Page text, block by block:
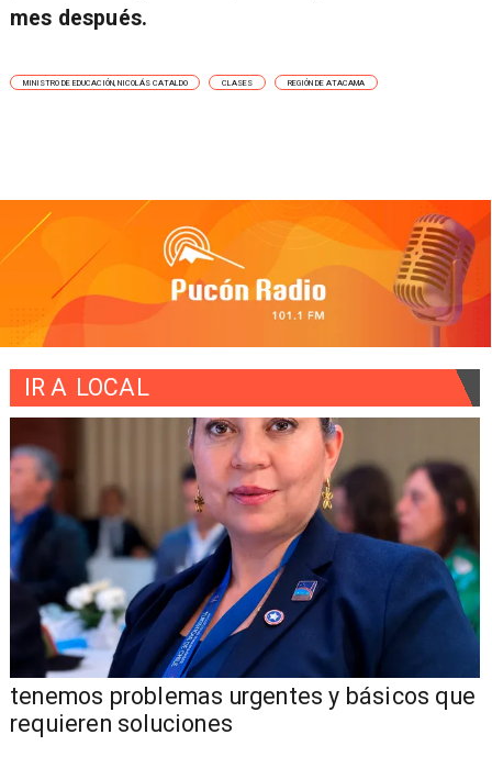
mes después.
MINISTRO DE EDUCACIÓN, NICOLÁS CATALDO CLASES REGIÓN DE ATACAMA
IR A LOCAL
tenemos problemas urgentes y básicos que
requieren soluciones